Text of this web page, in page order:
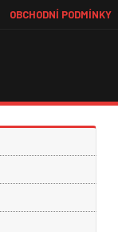
OBCHODNÍ PODMÍNKY